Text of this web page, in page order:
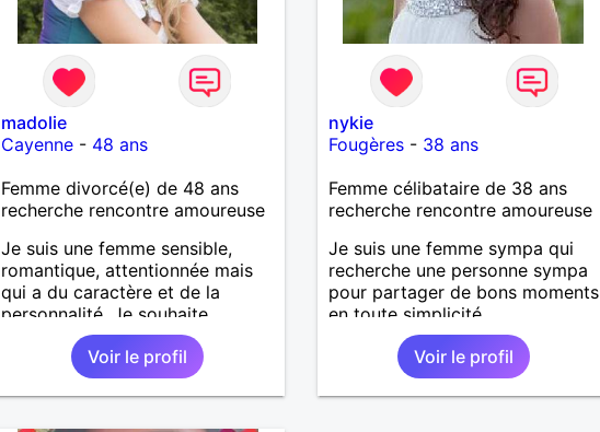
madolie
Cayenne- 48 ans
Femme divorcé(e) de 48 ans
recherche rencontre amoureuse
Je suis une femme sensible,
romantique, attentionnée mais
qui a du caractère et de la
personnalité. Je souhaite
rencontrer un homme même
Voir le profil
nykie
Fougères- 38 ans
Femme célibataire de 38 ans
recherche rencontre amoureuse
Je suis une femme sympa qui
recherche une personne sympa
pour partager de bons moments
en toute simplicité.
Voir le profil